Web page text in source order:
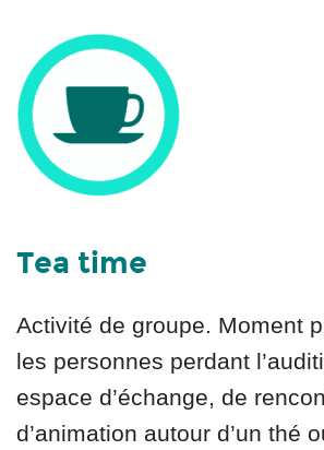
Tea time
Activité de groupe. Moment
les personnes perdant
espace d’échange, de
d’animation autour d’un thé